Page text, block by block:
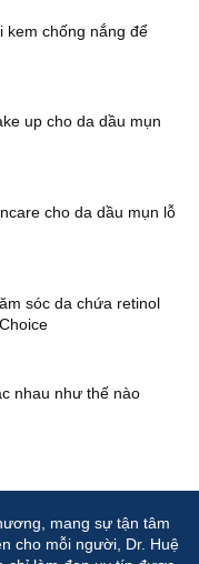
kem chống nắng để
up cho da dầu mụn
cho da dầu mụn lỗ
sóc da chứa retinol
nhau như thế nào
mang sự tận tâm
cho mỗi người, Dr. Huệ